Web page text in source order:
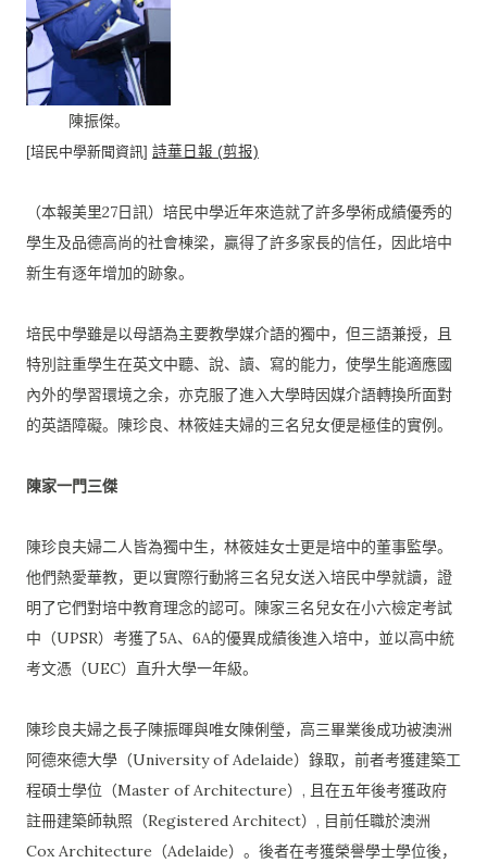
陳振傑。
[培民中學新聞資訊] 詩華日報 (剪报)
（本報美里27日訊） 培民中學近年來造就了許多學術成績優秀的
學生及品德高尚的社會棟梁，贏得了許多家長的信任，因此培中
新生有逐年增加的跡象。
培民中學雖是以母語為主要教學媒介語的獨中，但三語兼授，
且
特別註重學生在英文中聽、說、讀、寫的能力， 使學生能適應國
內外的學習環境之余， 亦克服了進入大學時因媒介語轉換所面對
的英語障礙。陳珍良、 林筱娃夫婦的三名兒女便是極佳的實例。
陳家一門三傑
陳珍良夫婦二人皆為獨中生，林筱娃女士更是培中的董事監學。
他們熱愛華教，更以實際行動將三名兒女送入培民中學就讀， 證
明了它們對培中教育理念的認可。
陳家三名兒女在小六檢定考試
中（UPSR）考獲了5A、 6A的優異成績後進入培中，並以高中統
考文憑（UEC） 直升大學一年級。
陳珍良夫婦之長子陳振暉與唯女陳俐瑩， 高三畢業後成功被澳洲
阿德來德大學（University of Adelaide）錄取，前者考獲建築工
程碩士學位（Master of Architecture）, 且在五年後考獲政府
註冊建築師執照（Registered Architect）, 目前任職於澳洲
Cox Architecture（Adelaide）。 後者在考獲榮譽學士學位後，